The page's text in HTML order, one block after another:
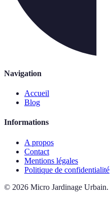
Navigation
Accueil
Blog
Informations
A propos
Contact
Mentions légales
Politique de confidentialité
© 2026 Micro Jardinage Urbain.